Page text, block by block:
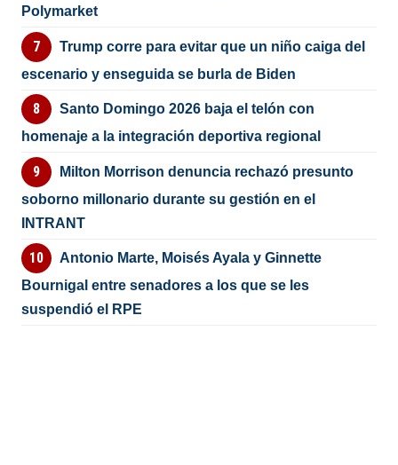
Polymarket
Trump corre para evitar que un niño caiga del
escenario y enseguida se burla de Biden
Santo Domingo 2026 baja el telón con
homenaje a la integración deportiva regional
Milton Morrison denuncia rechazó presunto
soborno millonario durante su gestión en el
INTRANT
Antonio Marte, Moisés Ayala y Ginnette
Bournigal entre senadores a los que se les
suspendió el RPE